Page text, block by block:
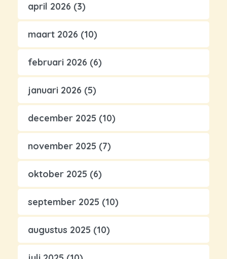
april 2026 (3)
maart 2026 (10)
februari 2026 (6)
januari 2026 (5)
december 2025 (10)
november 2025 (7)
oktober 2025 (6)
september 2025 (10)
augustus 2025 (10)